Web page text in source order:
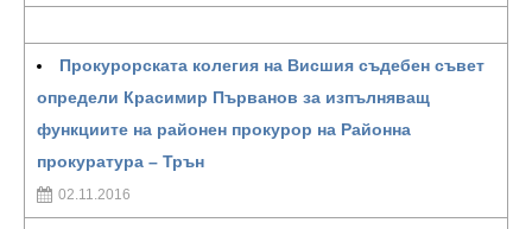
Прокурорската колегия на Висшия съдебен съвет
определи Красимир Първанов за изпълняващ
функциите на районен прокурор на Районна
прокуратура – Трън
02.11.2016